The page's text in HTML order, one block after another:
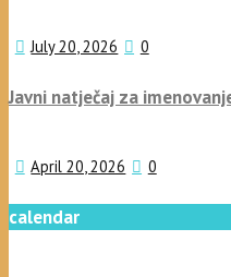
July 20, 2026 0
Javni natječaj za
April 20, 2026 0
calendar